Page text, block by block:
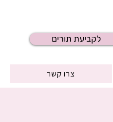
לקביעת תורים
צרו קשר